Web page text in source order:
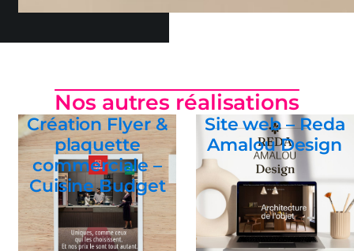
Nos autres réalisations
Création Flyer &
plaquette
commerciale –
Cuisine Budget
Site web – Reda
Amalou Design